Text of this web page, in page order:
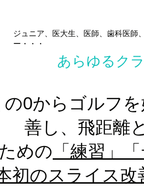
の0からゴルフ
善し、飛距離
めの 「練習」
初のスライス
ジュニア、医大生、医師、歯科医師
ー・・・
あらゆるク